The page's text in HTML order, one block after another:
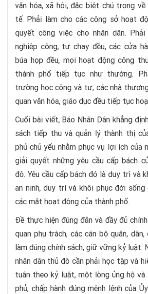
văn hóa, xã hội, đặc biệt chú trọng
tế. Phải làm cho các công sở hoạt
quyết công việc cho nhân dân.
nghiệp công, tư chạy đều, các cửa
búa họp đều, mọi hoạt động công
thành phố tiếp tục như thường.
trường học công và tư, các nhà
quan văn hóa, giáo dục đều tiếp tục
Cuối bài viết, Báo Nhân Dân khẳng
sách tiếp thu và quản lý thành thị
phủ chủ yếu nhằm phục vụ lợi ích của
giải quyết những yêu cầu cấp bách
đô. Yêu cầu cấp bách đó là duy trì và
an ninh, duy trì và khôi phục đời sống
các mặt hoạt động của thành phố.
Đề thực hiện đúng đắn và đầy đủ
quan phụ trách, các cán bộ quân, dân,
làm đúng chính sách, giữ vững kỷ luật.
nhân dân thủ đô cần phải học tập và
tuân theo kỷ luật, một lòng ủng hộ và
phủ, chấp hành đúng mệnh lệnh của